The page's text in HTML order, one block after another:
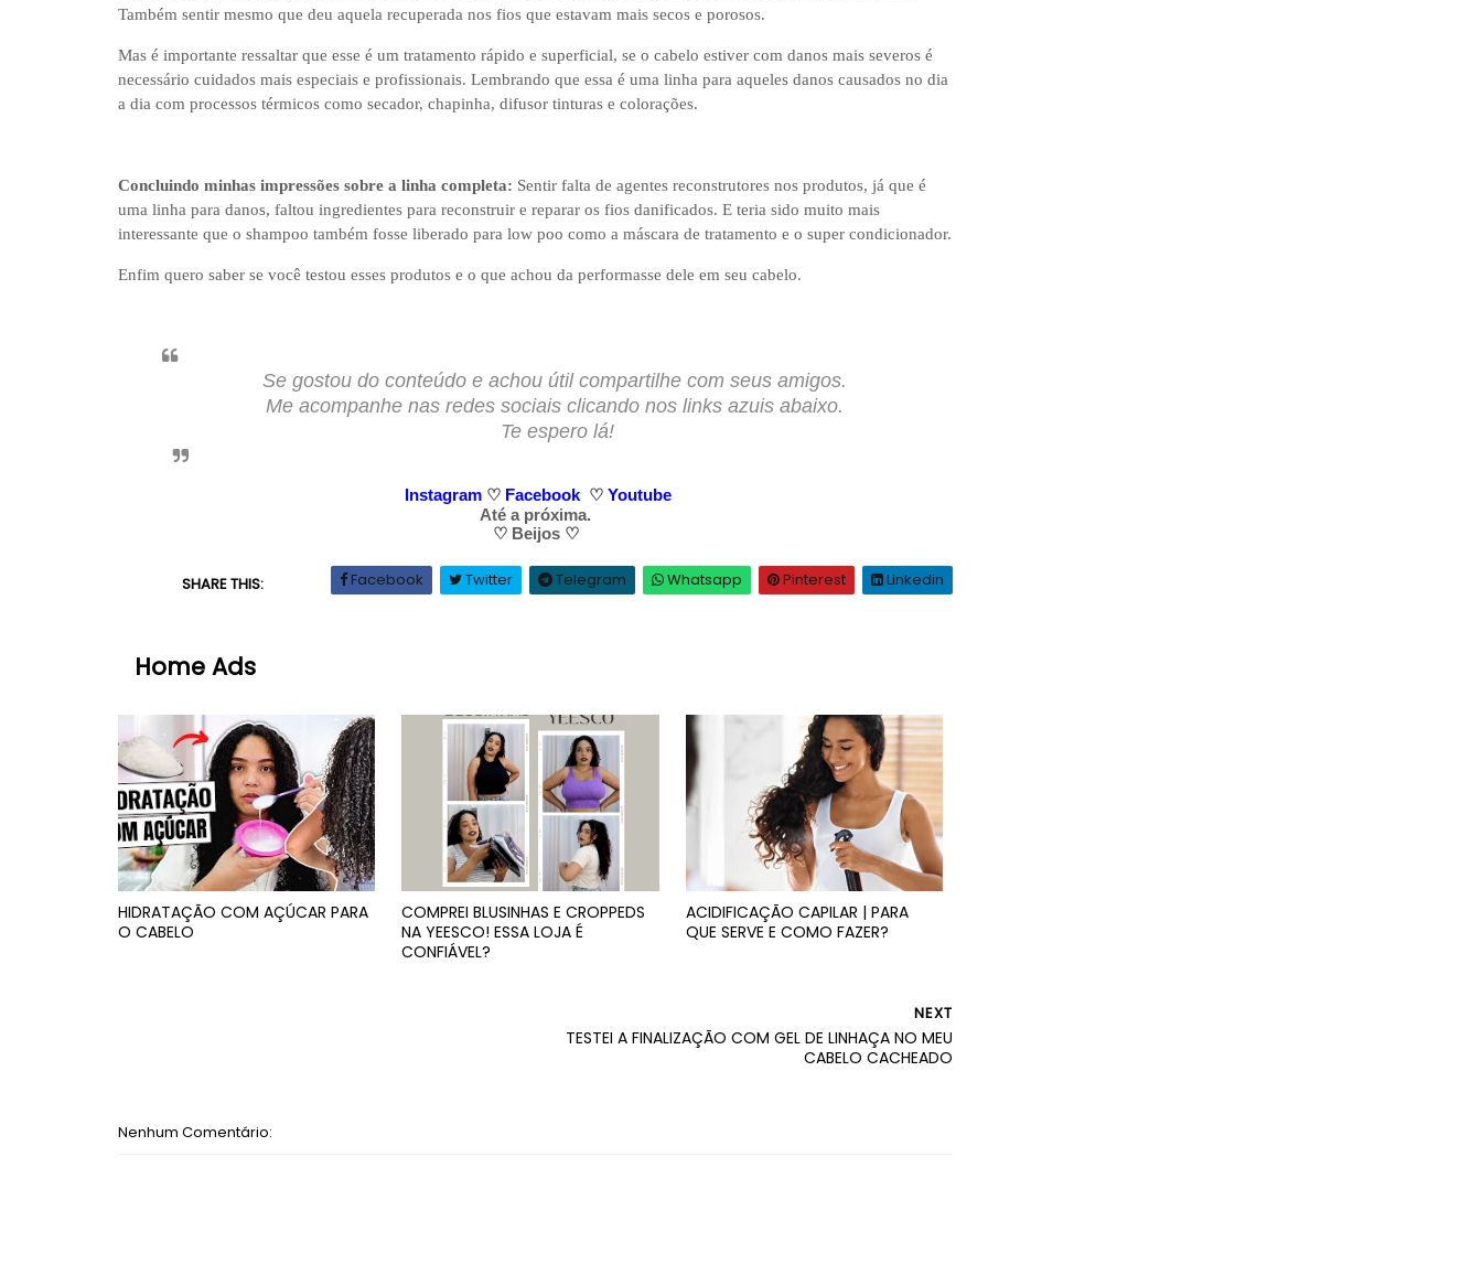
Também sentir mesmo que deu aquela recuperada nos fios que estavam mais secos e porosos.
Mas é importante ressaltar que esse é um tratamento rápido e superficial, se o cabelo estiver com danos mais severos é
necessário cuidados mais especiais e profissionais. Lembrando que essa é uma linha para aqueles danos causados no dia
a dia com processos térmicos como secador, chapinha, difusor tinturas e colorações.
Concluindo minhas impressões sobre a linha completa: Sentir falta de agentes reconstrutores nos produtos, já que é
uma linha para danos, faltou ingredientes para reconstruir e reparar os fios danificados. E teria sido muito mais
interessante que o shampoo também fosse liberado para low poo como a máscara de tratamento e o super condicionador.
Enfim quero saber se você testou esses produtos e o que achou da performasse dele em seu cabelo.
Se gostou do conteúdo e achou útil compartilhe com seus amigos.
Me acompanhe nas redes sociais clicando nos links azuis abaixo.
Te espero lá!
Instagram ♡ Facebook ♡ Youtube
Até a próxima.
♡ Beijos ♡
SHARE THIS: Facebook Twitter Telegram Whatsapp Pinterest Linkedin
Home Ads
HIDRATAÇÃO COM AÇÚCAR PARA
O CABELO
COMPREI BLUSINHAS E CROPPEDS
NA YEESCO! ESSA LOJA É
CONFIÁVEL?
ACIDIFICAÇÃO CAPILAR | PARA
QUE SERVE E COMO FAZER?
NEXT
TESTEI A FINALIZAÇÃO COM GEL DE LINHAÇA NO MEU
CABELO CACHEADO
Nenhum Comentário: